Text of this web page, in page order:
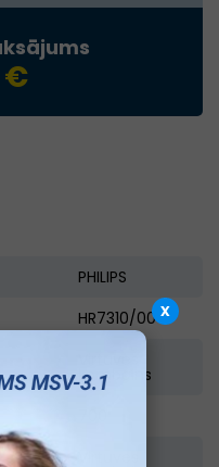
€
PHILIPS
HR7310/00
kombains
x